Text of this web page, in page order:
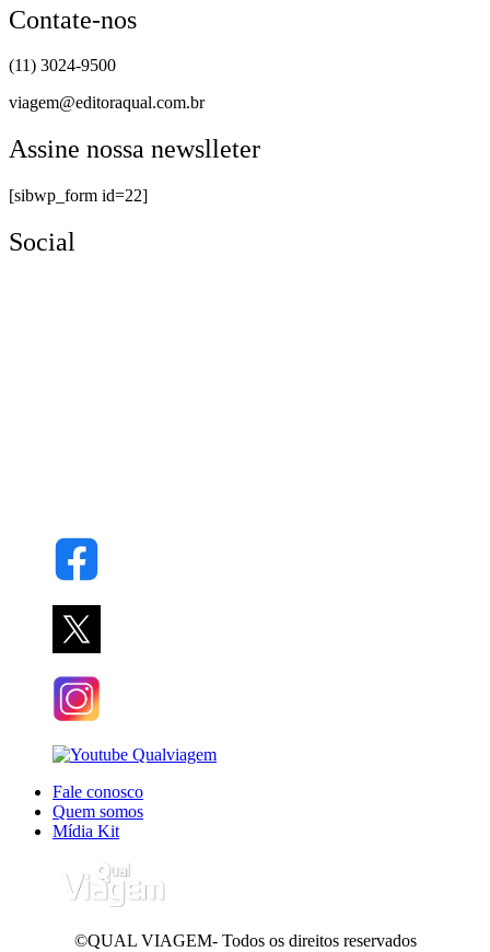
Contate-nos
(11) 3024-9500
viagem@editoraqual.com.br
Assine nossa newslleter
[sibwp_form id=22]
Social
Fale conosco
Quem somos
Mídia Kit
©QUAL VIAGEM- Todos os direitos reservados